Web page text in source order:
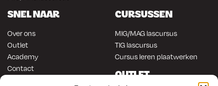
SNEL NAAR
Over ons
Outlet
Academy
Contact
CURSUSSEN
MIG/MAG lascursus
TIG lascursus
Cursus leren plaatwerken
OUTLET